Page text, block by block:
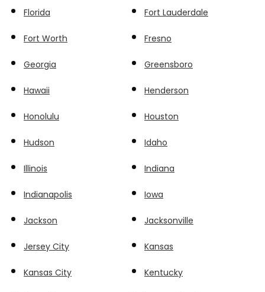
Florida Fort Lauderdale
Fort Worth Fresno
Georgia Greensboro
Hawaii Henderson
Honolulu Houston
Hudson Idaho
Illinois Indiana
Indianapolis Iowa
Jackson Jacksonville
Jersey City Kansas
Kansas City Kentucky